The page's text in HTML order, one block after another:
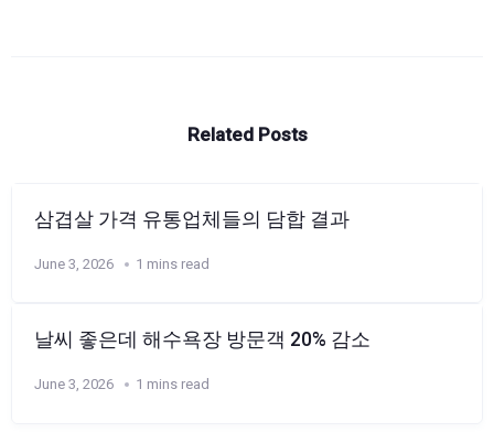
Related Posts
삼겹살 가격 유통업체들의 담합 결과
June 3, 2026 1 mins read
날씨 좋은데 해수욕장 방문객 20% 감소
June 3, 2026 1 mins read